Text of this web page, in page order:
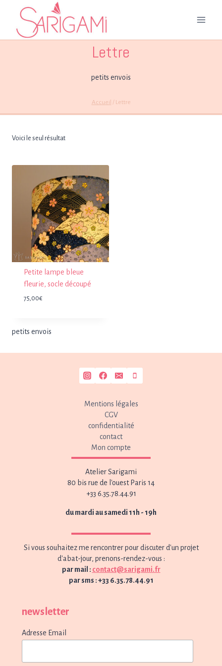
contenu
Lettre
petits envois
Accueil / Lettre
Voici le seul résultat
Petite lampe bleue
fleurie, socle découpé
75,00€
petits envois
Mentions légales
CGV
confidentialité
contact
Mon compte
Atelier Sarigami
80 bis rue de l'ouest Paris 14
+33 6.35.78.44.91
du mardi au samedi 11h - 19h
Si vous souhaitez me rencontrer pour discuter d'un projet
d'abat-jour, prenons-rendez-vous :
par mail : contact@sarigami.fr
par sms : +33 6.35.78.44.91
newsletter
Adresse Email